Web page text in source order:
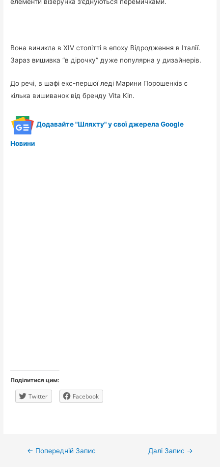
Вона виникла в XIV столітті в епоху Відродження в Італії.
Зараз вишивка “в дірочку” дуже популярна у дизайнерів.
До речі, в шафі екс-першої леді Марини Порошенків є
кілька вишиванок від бренду Vita Kin.
Додавайте "Шляхту" у свої джерела Google
Новини
Поділитися цим:
Twitter Facebook
Навігація
← Попередній Запис Далі Запис →